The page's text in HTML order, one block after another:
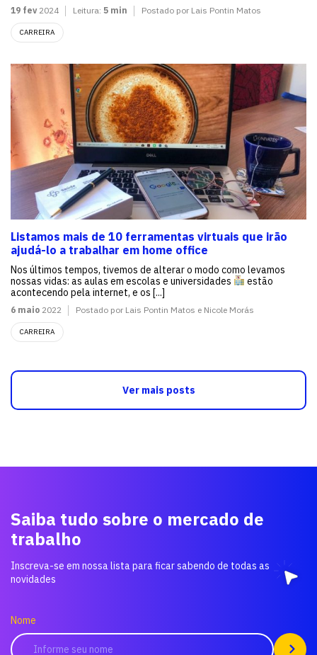
19 fev2024 Leitura: 5 min Postado por Lais Pontin Matos
CARREIRA
Listamos mais de 10 ferramentas virtuais que irão
ajudá-lo a trabalhar em home office
Nos últimos tempos, tivemos de alterar o modo como levamos
nossas vidas: as aulas em escolas e universidades
estão
acontecendo pela internet, e os [...]
6 maio 2022 Postado por Lais Pontin Matos e Nicole Morás
CARREIRA
Ver mais posts
Saiba tudo sobre o mercado de
trabalho
Inscreva-se em nossa lista para ficar sabendo de todas as
novidades
Nome